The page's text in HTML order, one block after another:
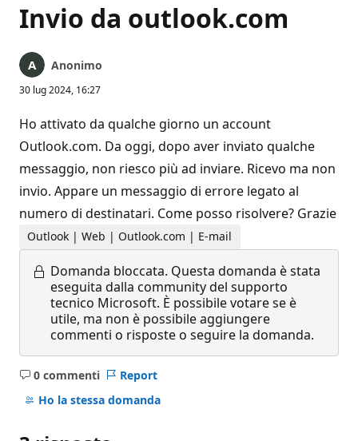
Invio da outlook.com
Anonimo
30 lug 2024, 16:27
Ho attivato da qualche giorno un account
Outlook.com. Da oggi, dopo aver inviato qualche
messaggio, non riesco più ad inviare. Ricevo ma non
invio. Appare un messaggio di errore legato al
numero di destinatari. Come posso risolvere? Grazie
Outlook | Web | Outlook.com | E-mail
Domanda bloccata. Questa domanda è stata
eseguita dalla community del supporto
tecnico Microsoft. È possibile votare se è
utile, ma non è possibile aggiungere
commenti o risposte o seguire la domanda.
0 commenti
Nessun
commento
Report
Ho la stessa domanda